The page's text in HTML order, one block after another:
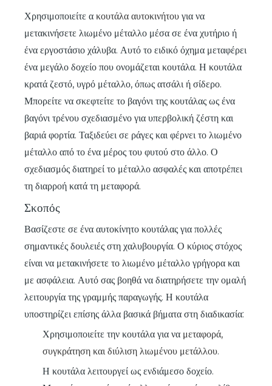
Χρησιμοποιείτε α κουτάλα αυτοκινήτου για να
μετακινήσετε λιωμένο μέταλλο μέσα σε ένα χυτήριο ή
ένα εργοστάσιο χάλυβα. Αυτό το ειδικό όχημα μεταφέρει
ένα μεγάλο δοχείο που ονομάζεται κουτάλα. Η κουτάλα
κρατά ζεστό, υγρό μέταλλο, όπως ατσάλι ή σίδερο.
Μπορείτε να σκεφτείτε το βαγόνι της κουτάλας ως ένα
βαγόνι τρένου σχεδιασμένο για υπερβολική ζέστη και
βαριά φορτία. Ταξιδεύει σε ράγες και φέρνει το λιωμένο
μέταλλο από το ένα μέρος του φυτού στο άλλο. Ο
σχεδιασμός διατηρεί το μέταλλο ασφαλές και αποτρέπει
τη διαρροή κατά τη μεταφορά.
Σκοπός
Βασίζεστε σε ένα αυτοκίνητο κουτάλας για πολλές
σημαντικές δουλειές στη χαλυβουργία. Ο κύριος στόχος
είναι να μετακινήσετε το λιωμένο μέταλλο γρήγορα και
με ασφάλεια. Αυτό σας βοηθά να διατηρήσετε την ομαλή
λειτουργία της γραμμής παραγωγής. Η κουτάλα
υποστηρίζει επίσης άλλα βασικά βήματα στη διαδικασία:
Χρησιμοποιείτε την κουτάλα για να μεταφορά,
συγκράτηση και διύλιση λιωμένου μετάλλου.
Η κουτάλα λειτουργεί ως ενδιάμεσο δοχείο.